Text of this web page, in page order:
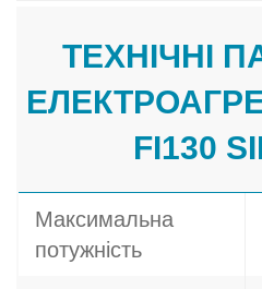
ТЕХНІЧНІ
FI130
Максимальна
потужність